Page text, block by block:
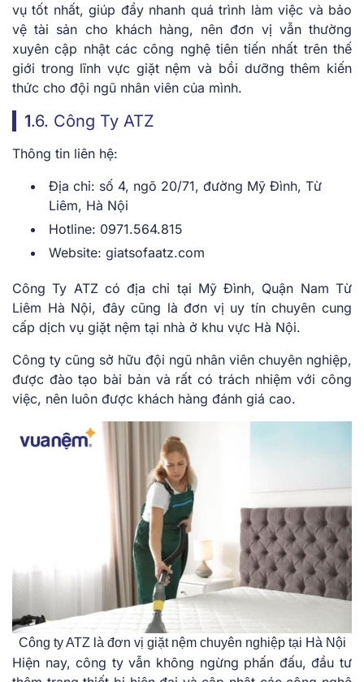
vụ tốt nhất, giúp đẩy nhanh quá trình làm việc và bảo
vệ tài sản cho khách hàng, nên đơn vị vẫn thường
xuyên cập nhật các công nghệ tiên tiến nhất trên thế
giới trong lĩnh vực giặt nệm và bồi dưỡng thêm kiến
thức cho đội ngũ nhân viên của mình.
1.6. Công Ty ATZ
Thông tin liên hệ:
Địa chỉ: số 4, ngõ 20/71, đường Mỹ Đình, Từ
Liêm, Hà Nội
Hotline: 0971.564.815
Website: giatsofaatz.com
Công Ty ATZ có địa chỉ tại Mỹ Đình, Quận Nam Từ
Liêm Hà Nội, đây cũng là đơn vị uy tín chuyên cung
cấp dịch vụ giặt nệm tại nhà ở khu vực Hà Nội.
Công ty cũng sở hữu đội ngũ nhân viên chuyên nghiệp,
được đào tạo bài bản và rất có trách nhiệm với công
việc, nên luôn được khách hàng đánh giá cao.
Công ty ATZ là đơn vị giặt nệm chuyên nghiệp tại Hà Nội
Hiện nay, công ty vẫn không ngừng phấn đấu, đầu tư